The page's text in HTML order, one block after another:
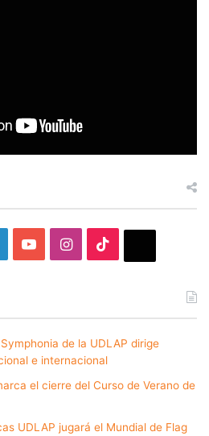
YouTubeInstagram
de la UDLAP dirige
e internacional
el cierre del Curso de Verano de
UDLAP jugará el Mundial de Flag